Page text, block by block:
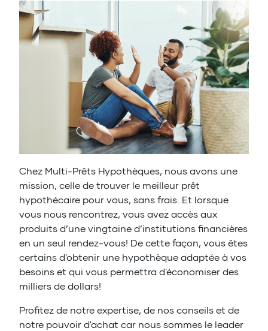
Chez Multi-Prêts Hypothèques, nous avons une
mission, celle de trouver le meilleur prêt
hypothécaire pour vous, sans frais. Et lorsque
vous nous rencontrez, vous avez accès aux
produits d’une vingtaine d’institutions financières
en un seul rendez-vous! De cette façon, vous êtes
certains d'obtenir une hypothèque adaptée à vos
besoins et qui vous permettra d'économiser des
milliers de dollars!
Profitez de notre expertise, de nos conseils et de
notre pouvoir d'achat car nous sommes le leader